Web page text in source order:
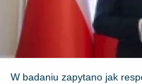
W badaniu zapytano jak